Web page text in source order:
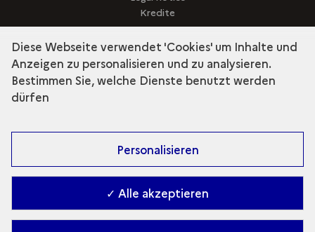
Kredite
Diese Webseite verwendet 'Cookies' um Inhalte und
Anzeigen zu personalisieren und zu analysieren.
Bestimmen Sie, welche Dienste benutzt werden
dürfen
Personalisieren
✓ Alle akzeptieren